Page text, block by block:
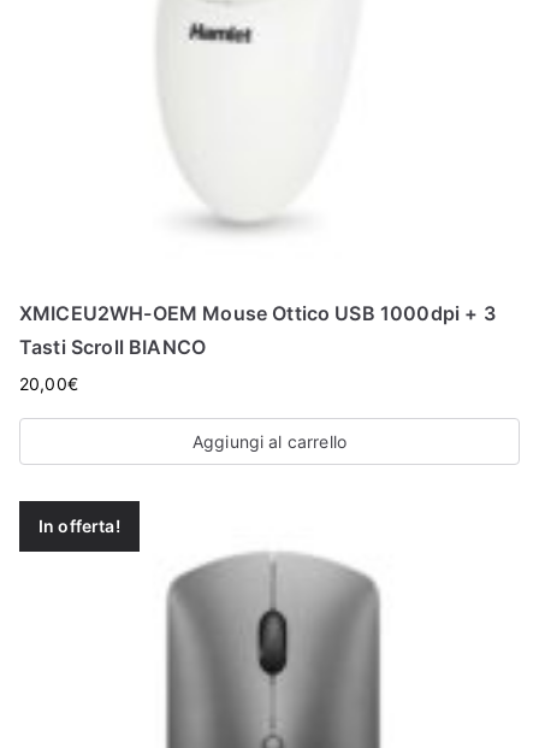
XMICEU2WH-OEM Mouse Ottico USB 1000dpi + 3
Tasti Scroll BIANCO
20,00€
Aggiungi al carrello
In offerta!